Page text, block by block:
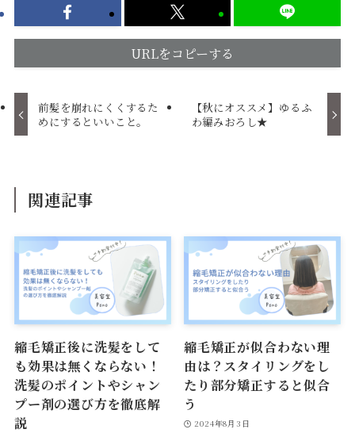
URLをコピーする
前髪を崩れにくくするた
めにするといいこと。
【秋にオススメ】ゆるふ
わ編みおろし★
関連記事
縮毛矯正後に洗髪をして
も効果は無くならない！
洗髪のポイントやシャン
プー剤の選び方を徹底解
説
縮毛矯正が似合わない理
由は？スタイリングをし
たり部分矯正すると似合
う
2024年8月3日